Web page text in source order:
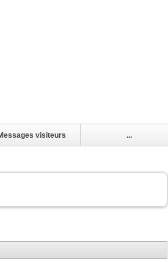
visiteurs ...